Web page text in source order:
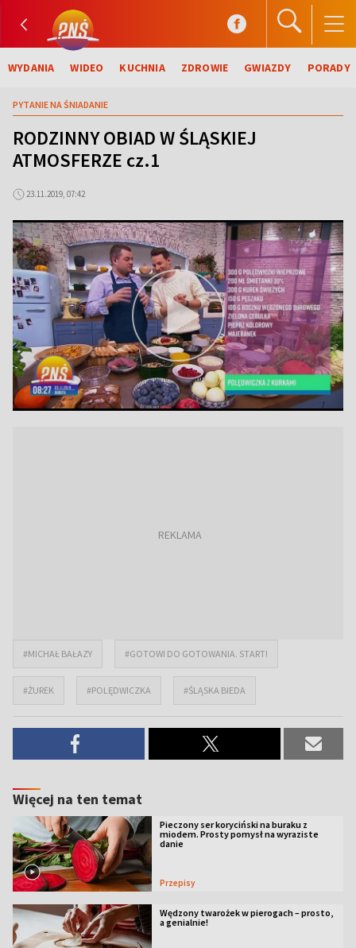
WYDANIA WIDEO KUCHNIA ZDROWIE GWIAZDY PORADY
PYTANIE NA ŚNIADANIE
RODZINNY OBIAD W ŚLĄSKIEJ
ATMOSFERZE cz.1
23.11.2019, 07:42
#MICHAŁ BAŁAZY #GOTOWI DO GOTOWANIA. START!
#ŻUREK #POLĘDWICZKA #ŚLĄSKA BIEDA
Więcej na ten temat
Pieczony ser koryciński na buraku z
miodem. Prosty pomysł na wyraziste
danie
Przepisy
Wędzony twarożek w pierogach – prosto,
a genialnie!